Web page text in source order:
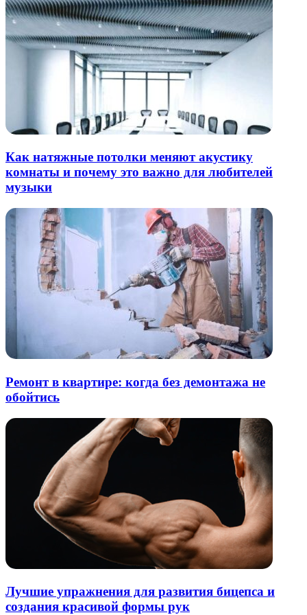
Как натяжные потолки меняют акустику
комнаты и почему это важно для любителей
музыки
Ремонт в квартире: когда без демонтажа не
обойтись
Лучшие упражнения для развития бицепса и
создания красивой формы рук